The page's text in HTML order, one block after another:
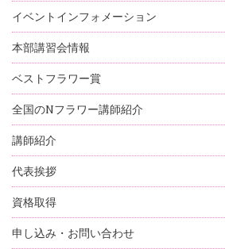
イベントインフォメーション
本部講習会情報
ベストフラワー賞
全国のNフラワー講師紹介
講師紹介
代表挨拶
資格取得
申し込み・お問い合わせ